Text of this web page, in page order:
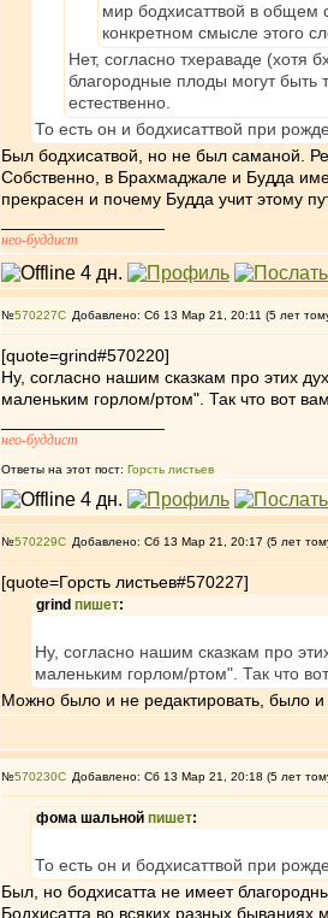
мир бодхисаттвой в общем
конкретном смысле этого
Нет, согласно тхераваде (хотя
благородные плоды могут быть
естественно.
То есть он и бодхисаттвой при
Был бодхисатвой, но не был саманой.
Собственно, в Брахмаджале и Будда
прекрасен и почему Будда учит этому
нео-буддист
№570227 Добавлено: Сб 13 Мар 21, 20:11 (5 лет
[quote=grind#570220]
Ну, согласно нашим сказкам про этих
маленьким горлом/ртом". Так что вот
нео-буддист
Ответы на этот пост: Горсть листьев
№570229 Добавлено: Сб 13 Мар 21, 20:17 (5 лет
[quote=Горсть листьев#570227]
grind пишет:
Ну, согласно нашим сказкам про
маленьким горлом/ртом". Так что
Можно было и не редактировать, было и
№570230 Добавлено: Сб 13 Мар 21, 20:18 (5 лет
фома шальной пишет:
То есть он и бодхисаттвой при
Был, но бодхисатта не имеет
Бодхисатта во всяких разных